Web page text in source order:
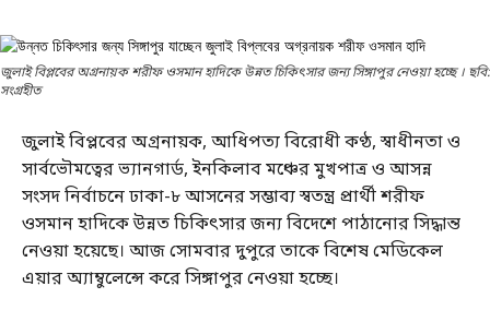
জুলাই বিপ্লবের অগ্রনায়ক শরীফ ওসমান হাদিকে উন্নত চিকিৎসার জন্য সিঙ্গাপুর নেওয়া হচ্ছে । ছবি:
সংগ্রহীত
জুলাই বিপ্লবের অগ্রনায়ক, আধিপত্য বিরোধী কণ্ঠ, স্বাধীনতা ও
সার্বভৌমত্বের ভ্যানগার্ড, ইনকিলাব মঞ্চের মুখপাত্র ও আসন্ন
সংসদ নির্বাচনে ঢাকা-৮ আসনের সম্ভাব্য স্বতন্ত্র প্রার্থী শরীফ
ওসমান হাদিকে উন্নত চিকিৎসার জন্য বিদেশে পাঠানোর সিদ্ধান্ত
নেওয়া হয়েছে। আজ সোমবার দুপুরে তাকে বিশেষ মেডিকেল
এয়ার অ্যাম্বুলেন্সে করে সিঙ্গাপুর নেওয়া হচ্ছে।